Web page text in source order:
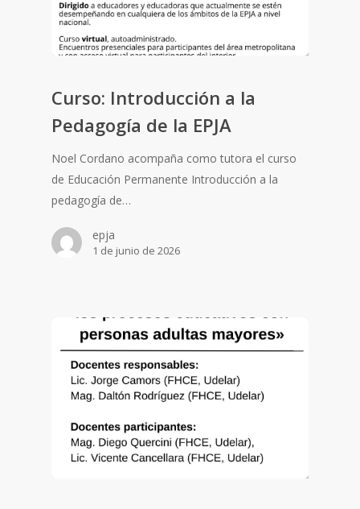
Curso: Introducción a la
Pedagogía de la EPJA
Noel Cordano acompaña como tutora el curso
de Educación Permanente Introducción a la
pedagogía de…
epja
1 de junio de 2026